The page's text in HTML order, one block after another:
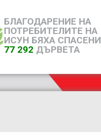
БЛАГОДАРЕНИЕ НА
ПОТРЕБИТЕЛИТЕ НА
ИСУН БЯХА СПАСЕНИ
77 292 ДЪРВЕТА